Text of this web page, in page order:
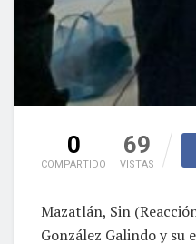
0
COMPARTIDO
69
VISTAS
Mazatlán, Sin
González Galindo y su